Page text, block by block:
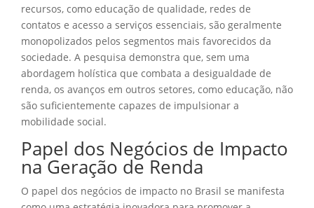
recursos, como educação de qualidade, redes de
contatos e acesso a serviços essenciais, são geralmente
monopolizados pelos segmentos mais favorecidos da
sociedade. A pesquisa demonstra que, sem uma
abordagem holística que combata a desigualdade de
renda, os avanços em outros setores, como educação, não
são suficientemente capazes de impulsionar a
mobilidade social.
Papel dos Negócios de Impacto
na Geração de Renda
O papel dos negócios de impacto no Brasil se manifesta